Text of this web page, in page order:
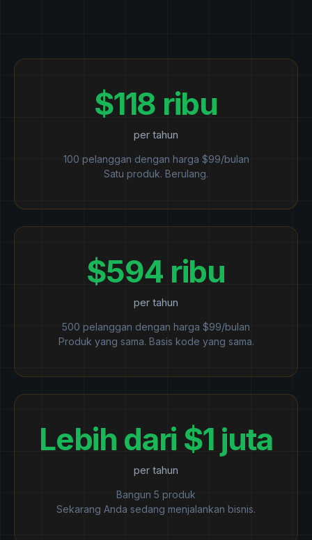
$118 ribu
per tahun
100 pelanggan dengan harga $99/bulan
Satu produk. Berulang.
$594 ribu
per tahun
500 pelanggan dengan harga $99/bulan
Produk yang sama. Basis kode yang sama.
Lebih dari $1 juta
per tahun
Bangun 5 produk
Sekarang Anda sedang menjalankan bisnis.